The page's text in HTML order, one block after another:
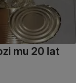
mu 20 lat